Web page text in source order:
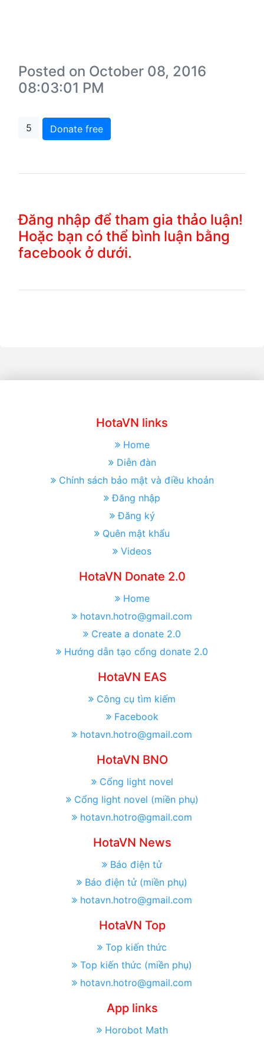
Posted on October 08, 2016
08:03:01 PM
5 Donate free
Đăng nhập để tham gia thảo luận!
Hoặc bạn có thể bình luận bằng
facebook ở dưới.
HotaVN links
Home
Diễn đàn
Chính sách bảo mật và điều khoản
Đăng nhập
Đăng ký
Quên mật khẩu
Videos
HotaVN Donate 2.0
Home
hotavn.hotro@gmail.com
Create a donate 2.0
Hướng dẫn tạo cổng donate 2.0
HotaVN EAS
Công cụ tìm kiếm
Facebook
hotavn.hotro@gmail.com
HotaVN BNO
Cổng light novel
Cổng light novel (miền phụ)
hotavn.hotro@gmail.com
HotaVN News
Báo điện tử
Báo điện tử (miền phụ)
hotavn.hotro@gmail.com
HotaVN Top
Top kiến thức
Top kiến thức (miền phụ)
hotavn.hotro@gmail.com
App links
Horobot Math